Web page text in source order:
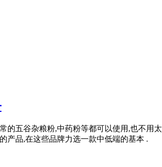
的五谷杂粮粉,中药粉等都可以使用,也不用
产品,在这些品牌力选一款中低端的基本 .